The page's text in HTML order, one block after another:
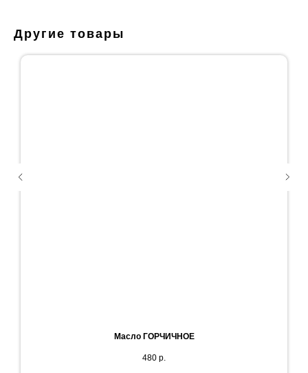
Другие товары
Масло ГОРЧИЧНОЕ
480 р.